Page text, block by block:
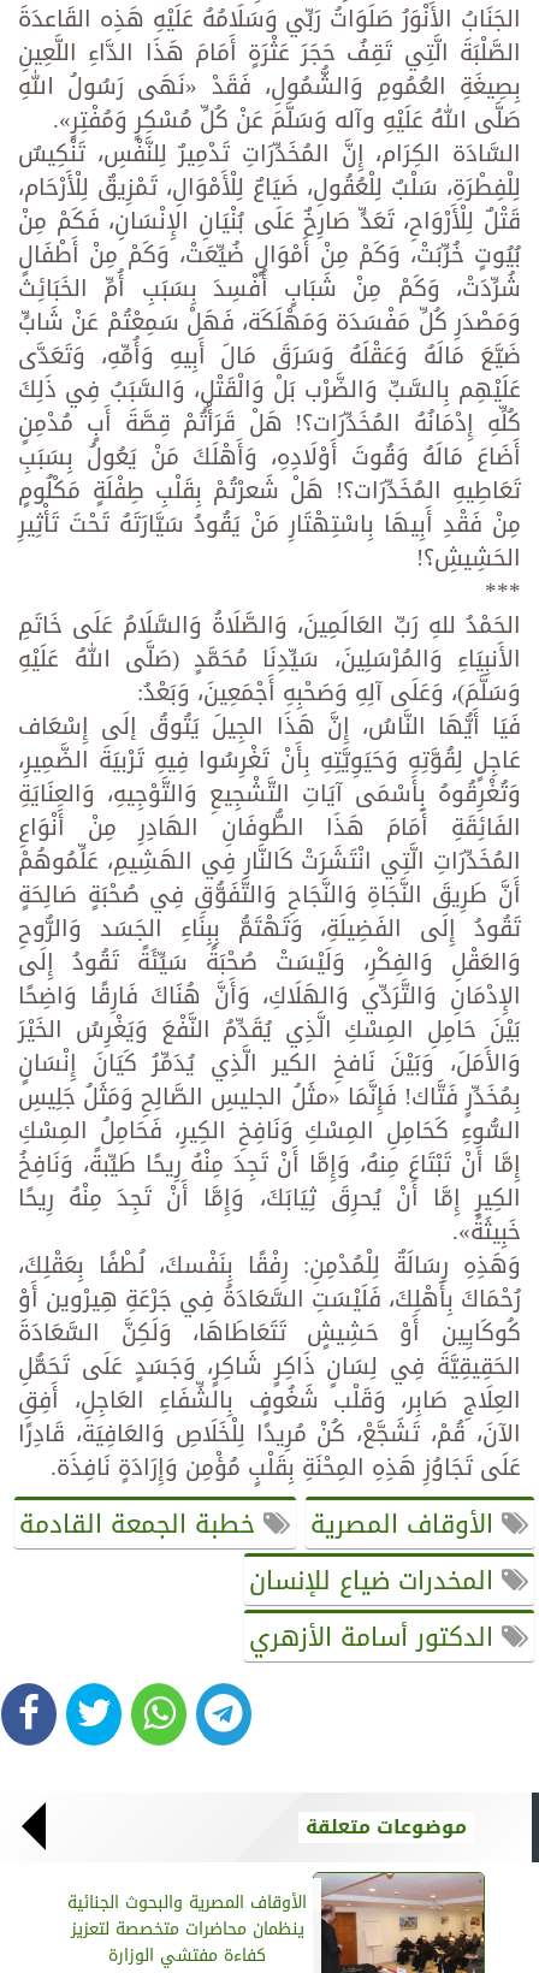
الجَنَابُ الأَنْوَرُ صَلَوَاتُ رَبِّي وَسَلَامُهُ عَلَيْهِ هَذِه القَاعدَةَ
الصَّلْبَةَ الَّتِي تَقِفُ حَجَرَ عَثْرَةٍ أَمَامَ هَذَا الدَّاءِ اللَّعِينِ
بِصِيغَةِ العُمُومِ وَالشُّمُولِ، فَقَدْ «نَهَى رَسُولُ اللهِ
صَلَّى اللهُ عَلَيْهِ وآله وَسَلَّمَ عَنْ كُلِّ مُسْكِرٍ وَمُفْتِرٍ».
السَّادَة الكِرَام، إِنَّ المُخَدِّرَاتِ تَدْمِيرٌ لِلنَّفْسِ، تَنْكِيسٌ
لِلْفِطْرَةِ، سَلْبٌ لِلْعُقُولِ، ضَيَاعٌ لِلْأَمْوَالِ، تَمْزِيقٌ لِلْأَرْحَام،
قَتْلٌ لِلْأَرْوَاحِ، تَعَدٍّ صَارِخٌ عَلَى بُنْيَانِ الإِنْسَانِ، فَكَمْ مِنْ
بُيُوتٍ خُرِّبَتْ، وَكَمْ مِنْ أَمْوَالٍ ضُيِّعَتْ، وَكَمْ مِنْ أَطْفَالٍ
شُرِّدَتْ، وَكَمْ مِنْ شَبَابٍ أُفْسِدَ بِسَبَبِ أُمِّ الخَبَائِث
وَمَصْدَرِ كُلِّ مَفْسَدَة وَمَهْلَكَة، فَهَلْ سَمِعْتُمْ عَنْ شَابٍّ
ضَيَّعَ مَالَهُ وَعَقْلَهُ وَسَرَقَ مَالَ أَبِيهِ وَأُمِّهِ، وَتَعَدَّى
عَلَيْهِم بِالسَّبِّ وَالضَّرْب بَلْ وَالْقَتْلِ، وَالسَّبَبُ فِي ذَلِكَ
كُلِّهِ إِدْمَانُهُ المُخَدِّرَات؟! هَلْ قَرَأْتُمْ قِصَّةَ أَبٍ مُدْمِنٍ
أَضَاعَ مَالَهُ وَقُوتَ أَوْلَادِهِ، وَأَهْلَكَ مَنْ يَعُولُ بِسَبَبِ
تَعَاطِيهِ المُخَدِّرَات؟! هَلْ شَعرْتُمْ بِقَلْبِ طِفْلَةٍ مَكْلُومٍ
مِنْ فَقْدِ أَبِيهَا بِاسْتِهْتَارِ مَنْ يَقُودُ سَيَّارَتَهُ تَحْتَ تَأْثِيرِ
الحَشِيشِ؟!
***
الحَمْدُ للهِ رَبِّ العَالَمِينَ، وَالصَّلَاةُ وَالسَّلَامُ عَلَى خَاتَمِ
الأَنبِيَاءِ وَالمُرْسَلِينَ، سَيِّدِنَا مُحَمَّدٍ (صَلَّى اللهُ عَلَيْهِ
وَسَلَّمَ)، وَعَلَى آلِهِ وَصَحْبِهِ أَجْمَعِينَ، وَبَعْدُ:
فَيَا أَيُّهَا النَّاسُ، إِنَّ هَذَا الجِيلَ يَتُوقُ إلَى إِسْعَاف
عَاجِلٍ لِقُوَّتِهِ وَحَيَوِيَّتِهِ بِأَنْ تَغْرِسُوا فِيهِ تَرْبيَةَ الضَّمِيرِ،
وَتُغْرِقُوهُ بِأَسْمَى آيَاتِ التَّشْجِيعِ وَالتَّوْجِيهِ، وَالعِنَايَةِ
الفَائِقَةِ أَمَامَ هَذَا الطُّوفَانِ الهَادِرِ مِنْ أَنْوَاعِ
المُخَدِّرَاتِ الَّتِي انْتَشَرَتْ كَالنَّارِ فِي الهَشِيمِ، عَلِّمُوهُمْ
أَنَّ طَرِيقَ النَّجَاةِ وَالنَّجَاحِ وَالتَّفَوُّقِ فِي صُحْبَةٍ صَالِحَةٍ
تَقُودُ إِلَى الفَضِيلَةِ، وَتَهْتَمُّ بِبِنَاءِ الجَسَد وَالرُّوحِ
وَالعَقْلِ وَالفِكْرِ، وَلَيْسَتْ صُحْبَةً سَيِّئَةً تَقُودُ إِلَى
الإِدْمَانِ وَالتَّرَدِّي وَالهَلَاكِ، وَأَنَّ هُنَاكَ فَارِقًا وَاضِحًا
بَيْنَ حَامِلِ المِسْكِ الَّذِي يُقَدِّمُ النَّفْعَ وَيَغْرِسُ الخَيْرَ
وَالأَمَلَ، وَبَيْنَ نَافخِ الكير الَّذِي يُدَمِّرُ كَيَانَ إِنْسَانٍ
بِمُخَدِّرٍ فَتَّاك! فَإِنَّمَا «مثَلُ الجليسِ الصَّالِحِ وَمَثَلُ جَلِيسِ
السُّوءِ كَحَامِلِ المِسْكِ وَنَافِخِ الكِيرِ، فَحَامِلُ المِسْكِ
إِمَّا أَنْ تَبْتَاعَ مِنهُ، وَإِمَّا أَنْ تَجِدَ مِنْهُ رِيحًا طَيِّبةً، وَنَافِخُ
الكِيرِ إِمَّا أَنْ يُحرِقَ ثِيَابَكَ، وَإِمَّا أَنْ تَجِدَ مِنْهُ رِيحًا
خَبِيثَةً».
وَهَذِهِ رِسَالَةٌ لِلْمُدْمِنِ: رِفْقًا بِنَفْسكَ، لُطْفًا بِعَقْلِكَ،
رُحْمَاكَ بِأَهْلِكَ، فَلَيْسَتِ السَّعَادَةُ فِي جَرْعَةِ هِيرْوين أَوْ
كُوكَايِين أَوْ حَشِيشٍ تَتَعَاطَاهَا، وَلَكِنَّ السَّعَادَةَ
الحَقِيقِيَّةَ فِي لِسَانٍ ذَاكِرٍ شَاكِرٍ، وَجَسَدٍ عَلَى تَحَمُّلِ
العِلَاجِ صَابِر، وَقَلْب شَغُوفٍ بِالشِّفَاءِ العَاجِلِ، أَفِقِ
الآنَ، قُمْ، تَشَجَّعْ، كُنْ مُرِيدًا لِلْخَلَاصِ وَالعَافِيَة، قَادِرًا
عَلَى تَجَاوُزِ هَذِهِ المِحْنَةِ بِقَلْبٍ مُؤْمِن وَإِرَادَةٍ نَافِذَة.
الأوقاف المصرية
خطبة الجمعة القادمة
المخدرات ضياع للإنسان
الدكتور أسامة الأزهري
موضوعات متعلقة
الأوقاف المصرية والبحوث الجنائية
ينظمان محاضرات متخصصة لتعزيز
كفاءة مفتشي الوزارة